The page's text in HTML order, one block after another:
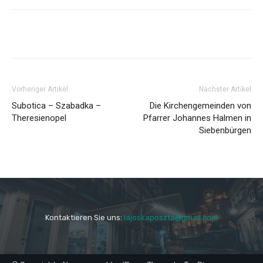
Vorheriger Artikel
Subotica – Szabadka –
Theresienopel
Nächster Artikel
Die Kirchengemeinden von
Pfarrer Johannes Halmen in
Siebenbürgen
Kontaktieren Sie uns: lajoskaposzta@gmail.com